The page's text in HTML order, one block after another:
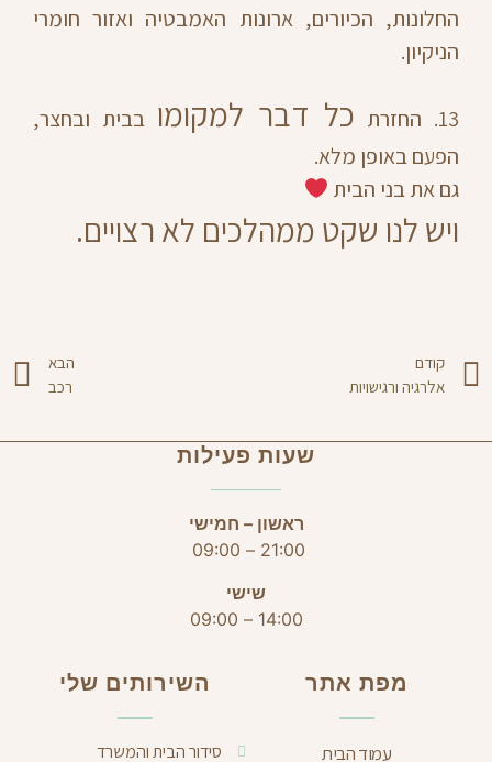
החלונות, הכיורים, ארונות האמבטיה ואזור חומרי
הניקיון.
13. החזרת כל דבר למקומו בבית ובחצר,
הפעם באופן מלא.
גם את בני הבית
ויש לנו שקט ממהלכים לא רצויים.
קודם
אלרגיה ורגישויות
הבא
רכב
שעות פעילות
ראשון – חמישי
21:00 – 09:00
שישי
14:00 – 09:00
מפת אתר
עמוד הבית
השירותים שלי
סידור הבית והמשרד